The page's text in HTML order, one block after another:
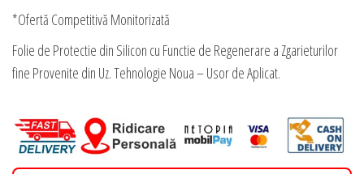
*Ofertă Competitivă Monitorizată
Folie de Protectie din Silicon cu Functie de Regenerare a Zgarieturilor
fine Provenite din Uz. Tehnologie Noua – Usor de Aplicat.